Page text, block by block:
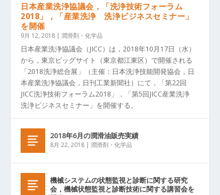
日本産業洗浄協議会，「洗浄技術フォーラム
2018」，「産業洗浄 洗浄ビジネスセミナー」
を開催
9月 12, 2018 |潤滑剤・化学品
日本産業洗浄協議会（JICC）は，2018年10月17日（水）
から，東京ビッグサイト（東京都江東区）で開催される
「2018洗浄総合展」（主催：日本洗浄技能開発協会，日
本産業洗浄協議会，日刊工業新聞社）にて，「第22回
JICC洗浄技術フォーラム2018」，「第5回JICC産業洗浄
洗浄ビジネスセミナー」を開催する。
2018年6月の潤滑油販売実績
8月 22, 2018 |潤滑剤・化学品
機械システムの状態監視と診断に関する研究
会，機械状態監視と診断技術に関する講習会を